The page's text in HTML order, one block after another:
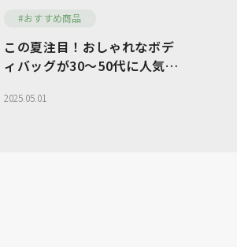
ご利用ガイド
お問い合わせ
#おすすめ商品
この夏注目！おしゃれなボデ
ィバッグが30〜50代に人気の
2025.05.01